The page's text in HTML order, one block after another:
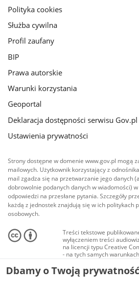
gov.pl
Polityka cookies
Służba cywilna
Profil zaufany
BIP
Prawa autorskie
Warunki korzystania
Geoportal
Deklaracja dostępności serwisu Gov.pl
Ustawienia prywatności
Strony dostępne w domenie www.gov.pl mogą
mailowych. Użytkownik korzystający z
mail zgadza się na przetwarzanie jego danych
dobrowolnie podanych danych w wiadomości) w
odpowiedzi na przesłane pytania. Szczegóły
każdą z jednostek znajdują się w ich politykach
osobowych.
Treści tekstowe
wyłączeniem treści
na licencji typu Creative
- na tych samych
Materiały audiowizualne,
audio i wideo, są
Creative Commons:
Dbamy o Twoją prywatność